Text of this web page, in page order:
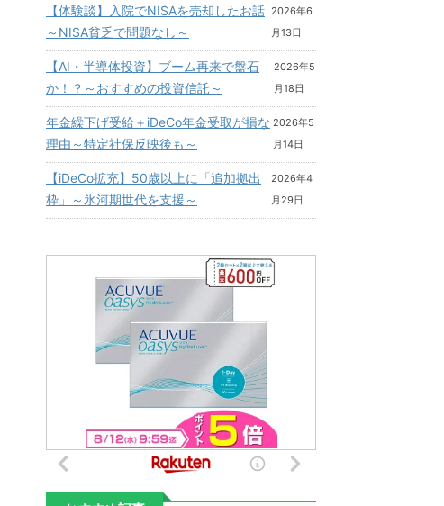
【体験談】入院でNISAを売却したお話
～NISA貧乏で問題なし～
2026年6
月13日
【AI・半導体投資】ブーム再来で盤石
か！？～おすすめの投資信託～
2026年5
月18日
年金繰下げ受給＋iDeCo年金受取が損な
理由～特定社保反映後も～
2026年5
月14日
【iDeCo拡充】50歳以上に「追加拠出
枠」～氷河期世代を支援～
2026年4
月29日